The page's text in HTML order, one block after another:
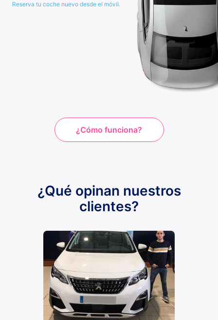
Reserva tu coche nuevo desde el móvil.
¿Cómo funciona?
¿Qué opinan nuestros
clientes?